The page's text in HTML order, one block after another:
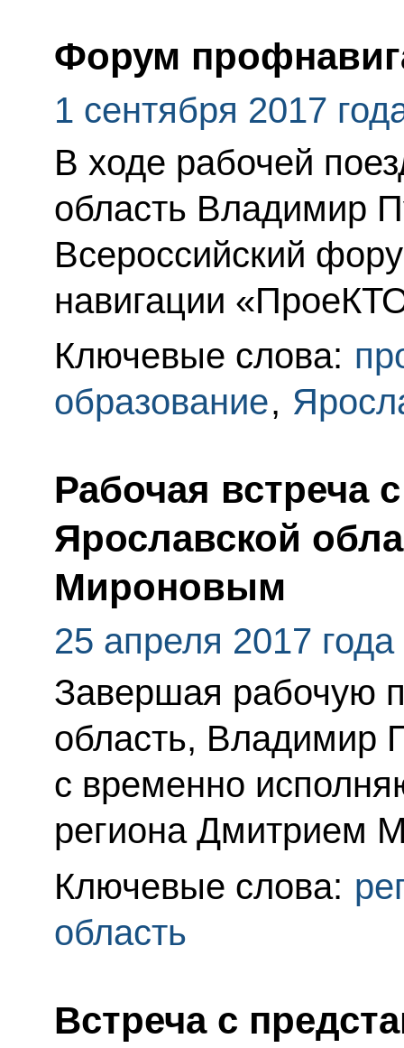
Форум
1 сентября 2017
В ходе рабочей
область Владимир
Всероссийский
навигации
Ключевые слова:
образование,
Рабочая встреча
Ярославской
Мироновым
25 апреля 2017 года
Завершая рабочую
область, Владимир
с временно
региона Дмитрием
Ключевые слова:
область
Встреча с